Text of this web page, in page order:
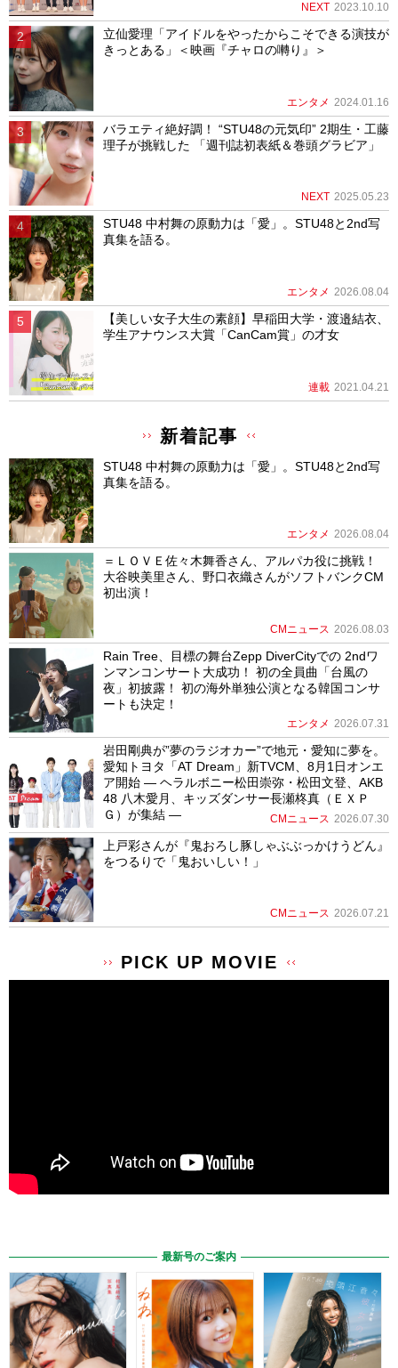
NEXT 2023.10.10
立仙愛理「アイドルをやったからこそできる演技が
きっとある」＜映画『チャロの囀り』＞
エンタメ 2024.01.16
バラエティ絶好調！ “STU48の元気印” 2期生・工藤
理子が挑戦した 「週刊誌初表紙＆巻頭グラビア」
NEXT 2025.05.23
STU48 中村舞の原動力は「愛」。STU48と2nd写
真集を語る。
エンタメ 2026.08.04
【美しい女子大生の素顔】早稲田大学・渡邉結衣、
学生アナウンス大賞「CanCam賞」の才女
連載 2021.04.21
新着記事
STU48 中村舞の原動力は「愛」。STU48と2nd写
真集を語る。
エンタメ 2026.08.04
＝ＬＯＶＥ佐々木舞香さん、アルパカ役に挑戦！
大谷映美里さん、野口衣織さんがソフトバンクCM
初出演！
CMニュース 2026.08.03
Rain Tree、目標の舞台Zepp DiverCityでの 2ndワ
ンマンコンサート大成功！ 初の全員曲「台風の
夜」初披露！ 初の海外単独公演となる韓国コンサ
ートも決定！
エンタメ 2026.07.31
岩田剛典が”夢のラジオカー”で地元・愛知に夢を。
愛知トヨタ「AT Dream」新TVCM、8月1日オンエ
ア開始 ― ヘラルボニー松田崇弥・松田文登、AKB
48 八木愛月、キッズダンサー長瀬柊真（ＥＸＰ
Ｇ）が集結 ―
CMニュース 2026.07.30
上戸彩さんが『鬼おろし豚しゃぶぶっかけうどん』
をつるりで「鬼おいしい！」
CMニュース 2026.07.21
PICK UP MOVIE
最新号のご案内